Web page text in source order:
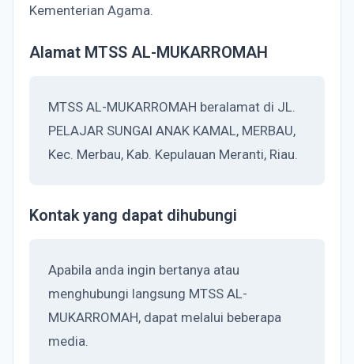
Kementerian Agama.
Alamat MTSS AL-MUKARROMAH
MTSS AL-MUKARROMAH beralamat di JL.
PELAJAR SUNGAI ANAK KAMAL, MERBAU,
Kec. Merbau, Kab. Kepulauan Meranti, Riau.
Kontak yang dapat dihubungi
Apabila anda ingin bertanya atau
menghubungi langsung MTSS AL-
MUKARROMAH, dapat melalui beberapa
media.